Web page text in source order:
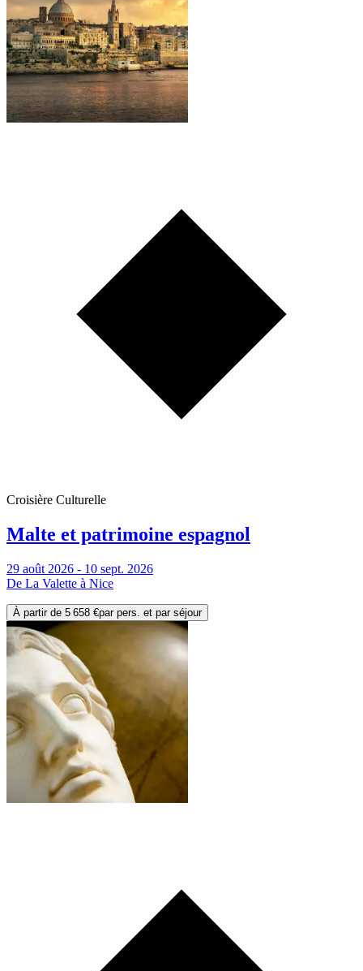
Croisière Culturelle
Malte et patrimoine espagnol
29 août 2026 - 10 sept. 2026
De La Valette à Nice
À partir de 5 658 €par pers. et par séjour